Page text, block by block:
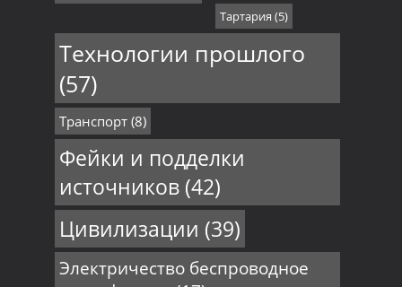
Тартария (5)
Технологии прошлого
(57)
Транспорт(8)
Фейки и подделки
источников(42)
Цивилизации (39)
Электричество беспроводное